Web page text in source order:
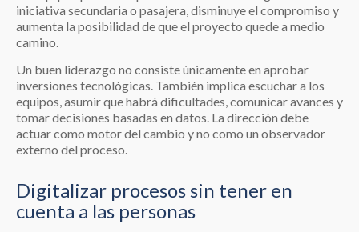
iniciativa secundaria o pasajera, disminuye el compromiso y
aumenta la posibilidad de que el proyecto quede a medio
camino.
Un buen liderazgo no consiste únicamente en aprobar
inversiones tecnológicas. También implica escuchar a los
equipos, asumir que habrá dificultades, comunicar avances y
tomar decisiones basadas en datos. La dirección debe
actuar como motor del cambio y no como un observador
externo del proceso.
Digitalizar procesos sin tener en
cuenta a las personas